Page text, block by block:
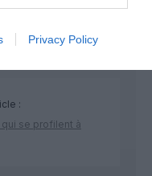
Privacy Policy
:
:
se profilent à